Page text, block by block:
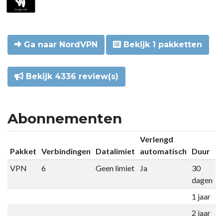
Ga naar NordVPN Bekijk 1 pakketten
Bekijk 4336 review(s)
Abonnementen
Pakket Verbindingen Datalimiet
Verlengd
automatisch
Duur
VPN
6 Geen limiet Ja
30
dagen
1 jaar
2 jaar